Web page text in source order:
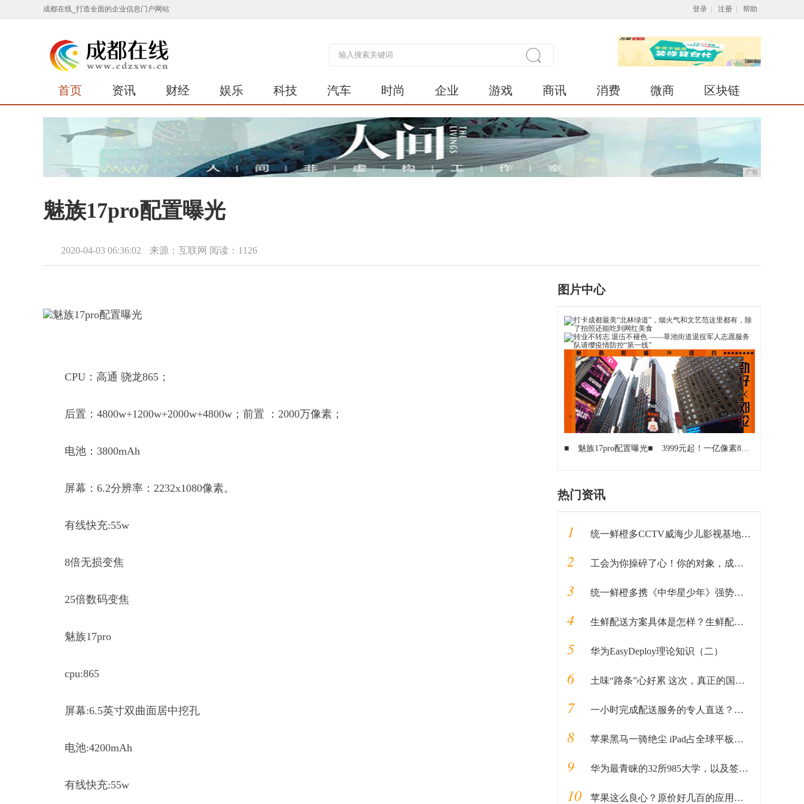
成都在线_打造全面的企业信息门户网站 登录 注册 帮助
首页 资讯 财经 娱乐 科技 汽车 时尚 企业 游戏 商讯 消费 微商 区块链
广告
魅族17pro配置曝光
2020-04-03 06:36:02 来源：互联网 阅读：1126
CPU：高通 骁龙865；
后置：4800w+1200w+2000w+4800w；前置 ：2000万像素；
电池：3800mAh
屏幕：6.2分辨率：2232x1080像素。
有线快充:55w
8倍无损变焦
25倍数码变焦
魅族17pro
cpu:865
屏幕:6.5英寸双曲面居中挖孔
电池:4200mAh
有线快充:55w
图片中心
■ 魅族17pro配置曝光■ 3999元起！一亿像素8K相机+90Hz屏幕，小米10的完美配置
热门资讯
1 统一鲜橙多CCTV威海少儿影视基地《中华星少年》火热报名中
2 工会为你操碎了心！你的对象，成都总工会安排了！！！
3 统一鲜橙多携《中华星少年》强势来袭！下一位小明星就是你！
4 生鲜配送方案具体是怎样？生鲜配送公司怎么做？
5 华为EasyDeploy理论知识（二）
6 土味“路条”心好累 这次，真正的国家健康码来了，国办指导支付宝下周上线
7 一小时完成配送服务的专人直送？论专注于跑腿配送的闪送平台
8 苹果黑马一骑绝尘 iPad占全球平板电脑市场27%
9 华为最青睐的32所985大学，以及签约人数排名
10 苹果这么良心？原价好几百的应用现在全场“免费”